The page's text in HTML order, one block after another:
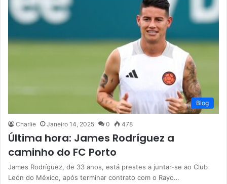
Blog
Charlie Janeiro 14, 2025 0 478
Última hora: James Rodríguez a
caminho do FC Porto
James Rodríguez, de 33 anos, está prestes a juntar-se ao Club
León do México, após terminar contrato com o Rayo…